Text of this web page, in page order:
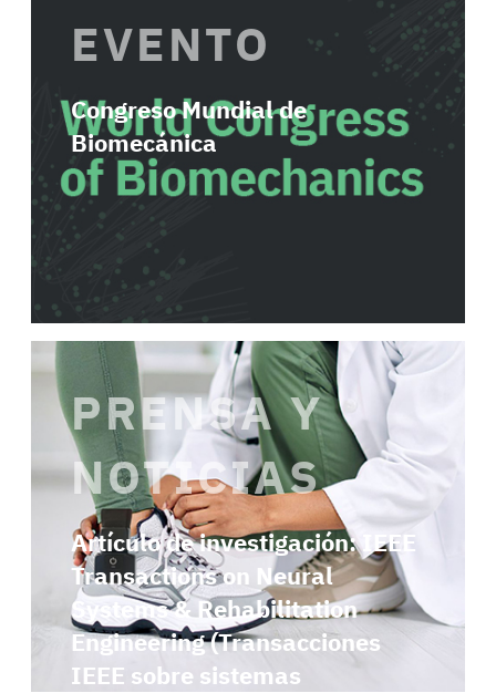
EVENTO
Congreso Mundial de
Biomecánica
PRENSA Y
NOTICIAS
Artículo de investigación: IEEE
Transactions on Neural
Systems & Rehabilitation
Engineering (Transacciones
IEEE sobre sistemas